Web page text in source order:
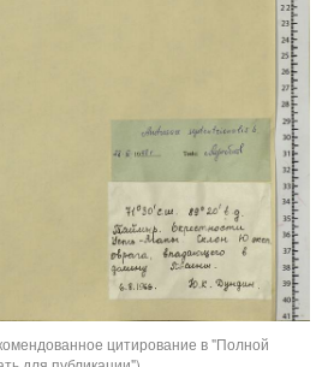
цитирование в "Полной